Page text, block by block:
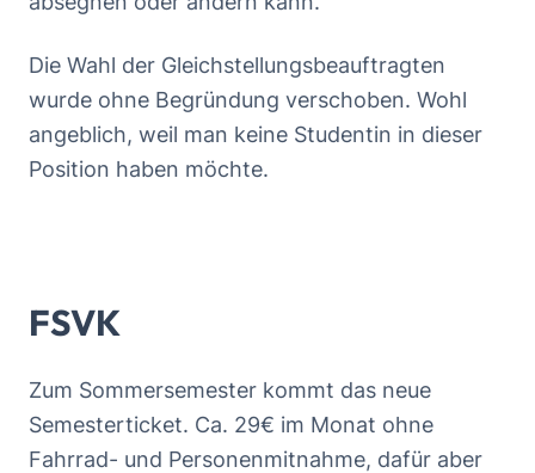
Die Wahl der Gleichstellungsbeauftragten
wurde ohne Begründung verschoben. Wohl
angeblich, weil man keine Studentin in dieser
Position haben möchte.
FSVK
Zum Sommersemester kommt das neue
Semesterticket. Ca. 29€ im Monat ohne
Fahrrad- und Personenmitnahme, dafür aber